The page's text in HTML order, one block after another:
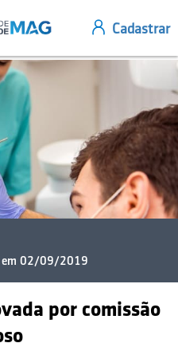
em 02/09/2019
por comissão